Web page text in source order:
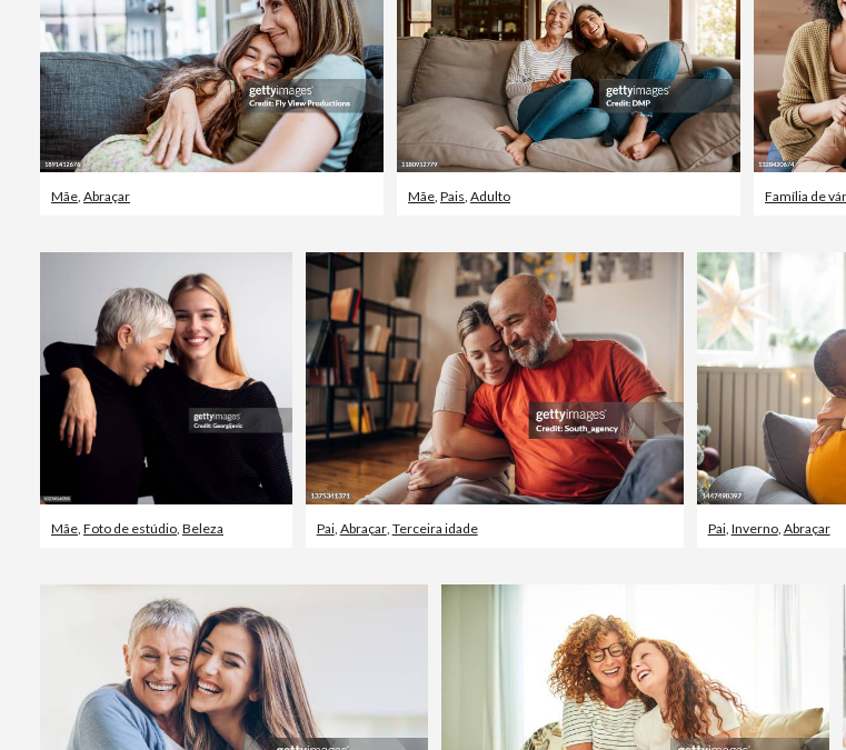
Mãe, Abraçar Mãe, Pais, Adulto Família de
Mãe, Foto de estúdio, Beleza Pai, Abraçar, Terceira idade Pai, Inverno, Abraçar